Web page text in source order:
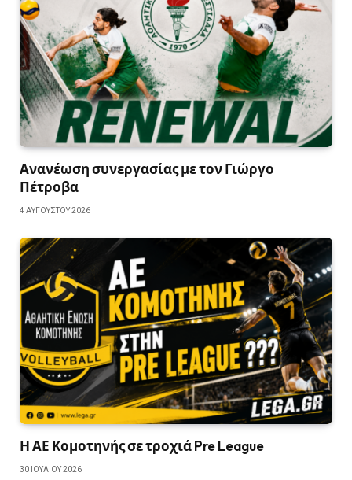
Ανανέωση συνεργασίας με τον Γιώργο
Πέτροβα
4 ΑΥΓΟΎΣΤΟΥ 2026
Η ΑΕ Κομοτηνής σε τροχιά Pre League
30 ΙΟΥΛΊΟΥ 2026